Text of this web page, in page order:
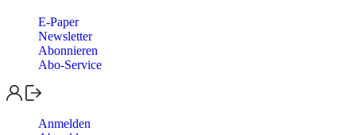
E-Paper
Newsletter
Abonnieren
Abo-Service
Anmelden